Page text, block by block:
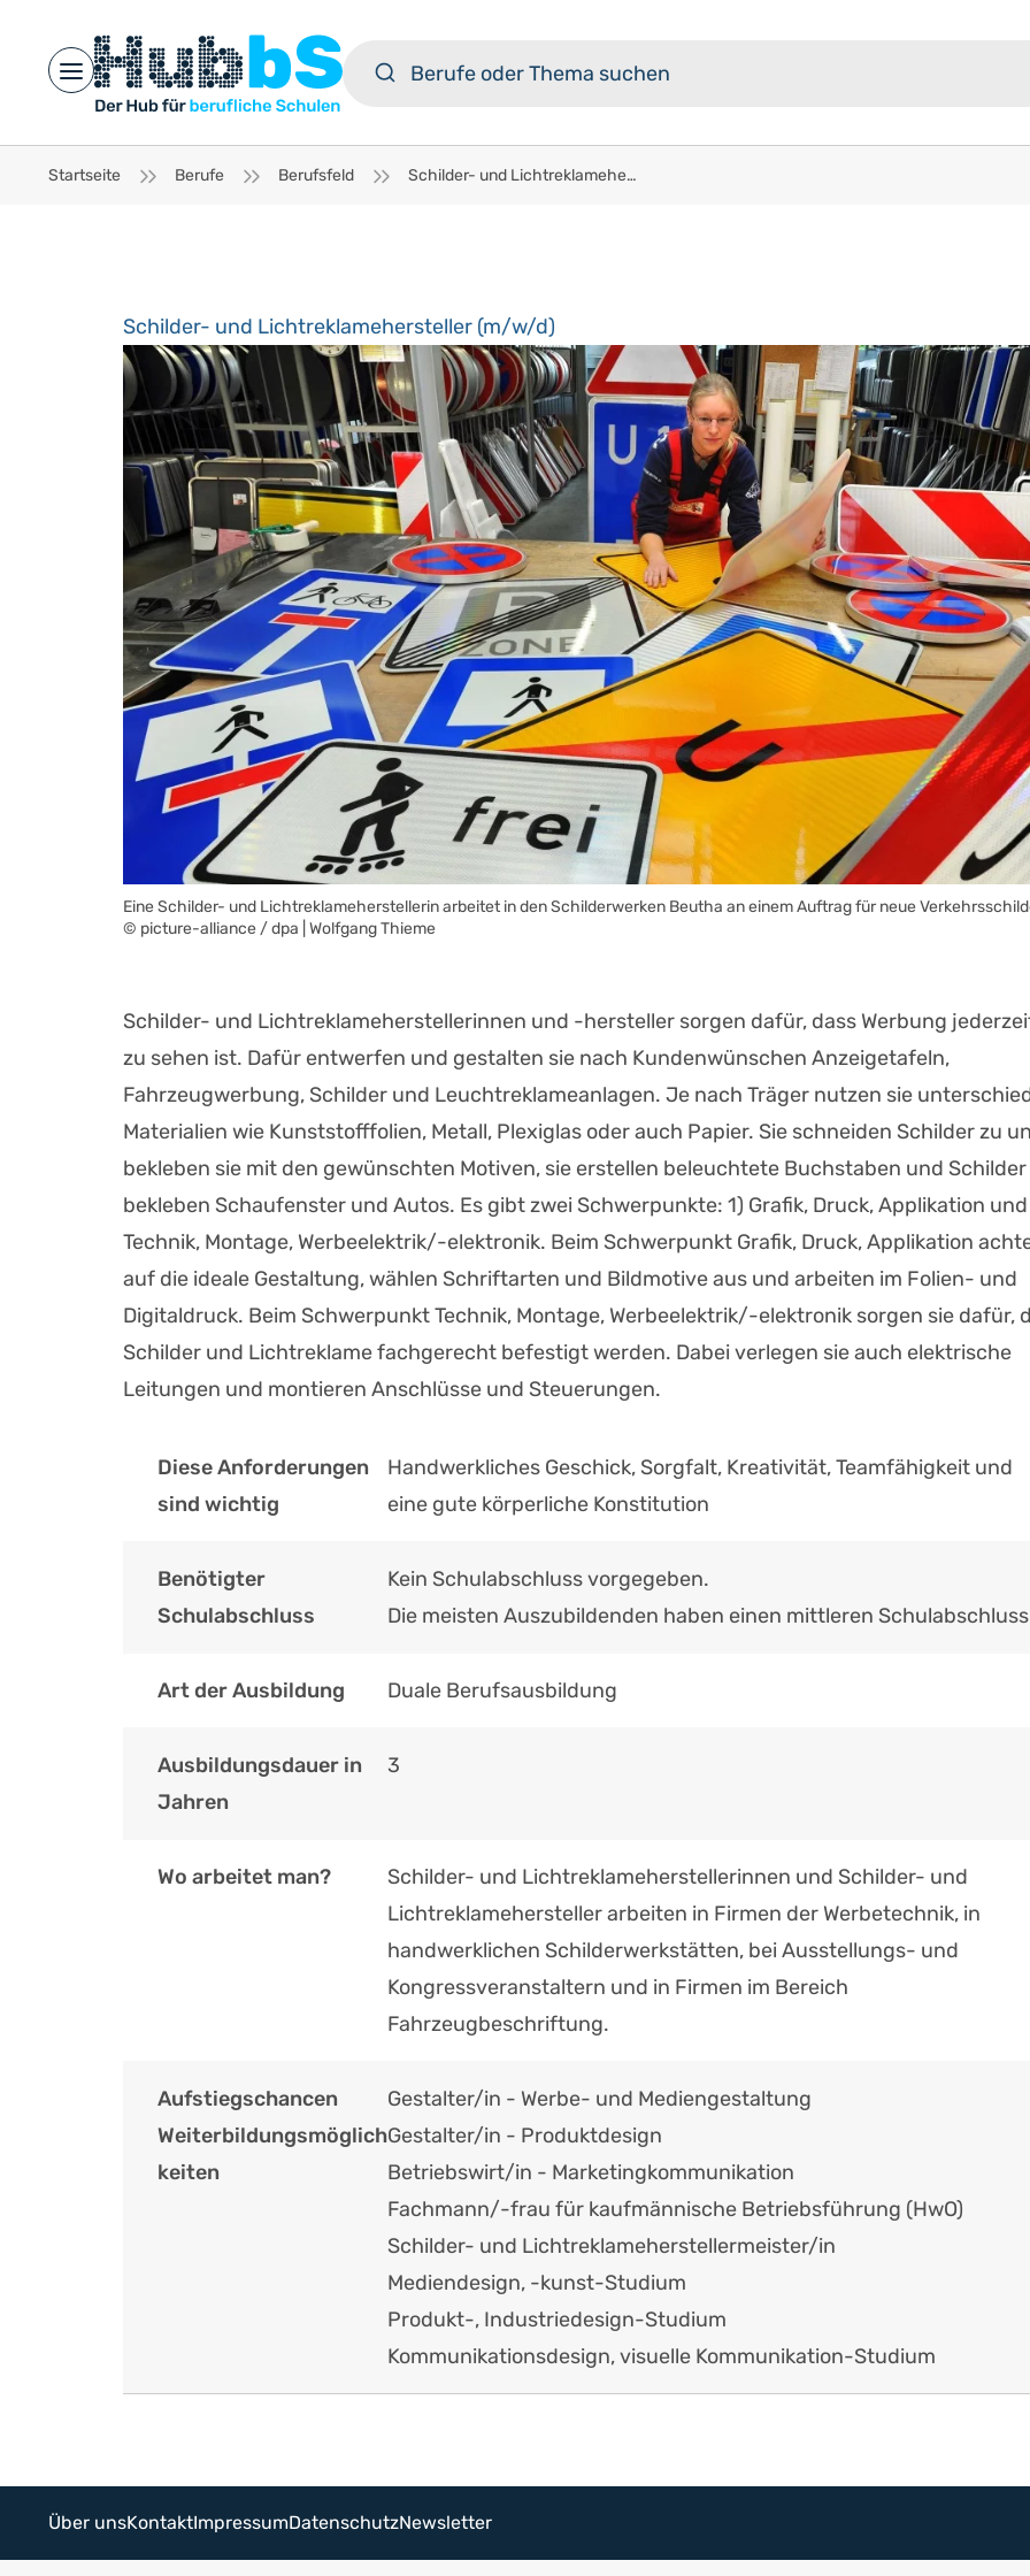
Open main menu
Startseite Berufe Berufsfeld Schilder- und Lichtreklamehersteller (m/w/d)
Schilder- und Lichtreklamehersteller (m/w/d)
Eine Schilder- und Lichtreklameherstellerin arbeitet in den Schilderwerken Beutha an einem Auftrag für neue
© picture-alliance / dpa | Wolfgang Thieme
Schilder- und Lichtreklameherstellerinnen und -hersteller sorgen dafür, dass Werbung
zu sehen ist. Dafür entwerfen und gestalten sie nach Kundenwünschen Anzeigetafeln,
Fahrzeugwerbung, Schilder und Leuchtreklameanlagen. Je nach Träger nutzen sie
Materialien wie Kunststofffolien, Metall, Plexiglas oder auch Papier. Sie schneiden Schilder zu
bekleben sie mit den gewünschten Motiven, sie erstellen beleuchtete Buchstaben und
bekleben Schaufenster und Autos. Es gibt zwei Schwerpunkte: 1) Grafik, Druck, Applikation
Technik, Montage, Werbeelektrik/-elektronik. Beim Schwerpunkt Grafik, Druck, Applikation
auf die ideale Gestaltung, wählen Schriftarten und Bildmotive aus und arbeiten im Folien- und
Digitaldruck. Beim Schwerpunkt Technik, Montage, Werbeelektrik/-elektronik sorgen sie dafür,
Schilder und Lichtreklame fachgerecht befestigt werden. Dabei verlegen sie auch elektrische
Leitungen und montieren Anschlüsse und Steuerungen.
Diese Anforderungen
sind wichtig
Handwerkliches Geschick, Sorgfalt, Kreativität, Teamfähigkeit und
eine gute körperliche Konstitution
Benötigter
Schulabschluss
Kein Schulabschluss vorgegeben.
Die meisten Auszubildenden haben einen mittleren
Art der Ausbildung Duale Berufsausbildung
Ausbildungsdauer in
Jahren
3
Wo arbeitet man?
Schilder- und Lichtreklameherstellerinnen und Schilder- und
Lichtreklamehersteller arbeiten in Firmen der Werbetechnik, in
handwerklichen Schilderwerkstätten, bei Ausstellungs- und
Kongressveranstaltern und in Firmen im Bereich
Fahrzeugbeschriftung.
Aufstiegschancen
Weiterbildungsmöglich
keiten
Gestalter/in - Werbe- und Mediengestaltung
Gestalter/in - Produktdesign
Betriebswirt/in - Marketingkommunikation
Fachmann/-frau für kaufmännische Betriebsführung (HwO)
Schilder- und Lichtreklameherstellermeister/in
Mediendesign, -kunst-Studium
Produkt-, Industriedesign-Studium
Kommunikationsdesign, visuelle Kommunikation-Studium
Über unsKontaktImpressumDatenschutzNewsletter